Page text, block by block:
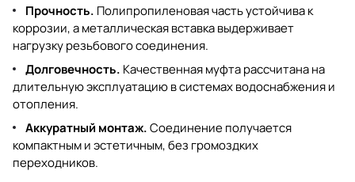
Прочность. Полипропиленовая часть устойчива к
коррозии, а металлическая вставка выдерживает
нагрузку резьбового соединения.
Долговечность. Качественная муфта рассчитана на
длительную эксплуатацию в системах водоснабжения и
отопления.
Аккуратный монтаж.Соединение получается
компактным и эстетичным, без громоздких
переходников.